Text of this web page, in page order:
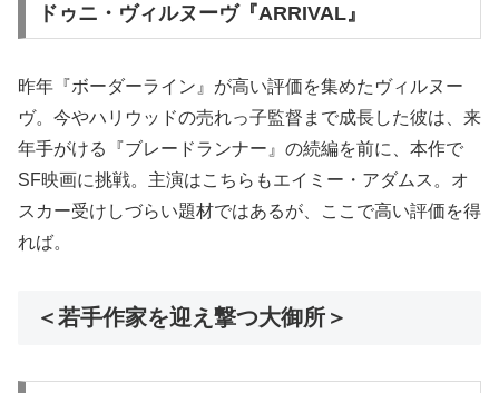
ドゥニ・ヴィルヌーヴ『ARRIVAL』
昨年『ボーダーライン』が高い評価を集めたヴィルヌー
ヴ。今やハリウッドの売れっ子監督まで成長した彼は、来
年手がける『ブレードランナー』の続編を前に、本作で
SF映画に挑戦。主演はこちらもエイミー・アダムス。オ
スカー受けしづらい題材ではあるが、ここで高い評価を得
れば。
＜若手作家を迎え撃つ大御所＞